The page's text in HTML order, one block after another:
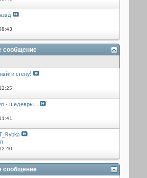
сообщение
стену!
- шедевры...
сообщение